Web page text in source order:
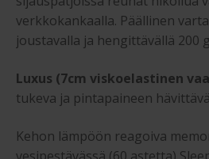
verkkokankaalla. Päällinen
joustavalla ja hengittävällä 200
Luxus (7cm viskoelastinen
tukeva ja pintapaineen
Kehon lämpöön reagoiva
vesipestävässä (60 astetta)